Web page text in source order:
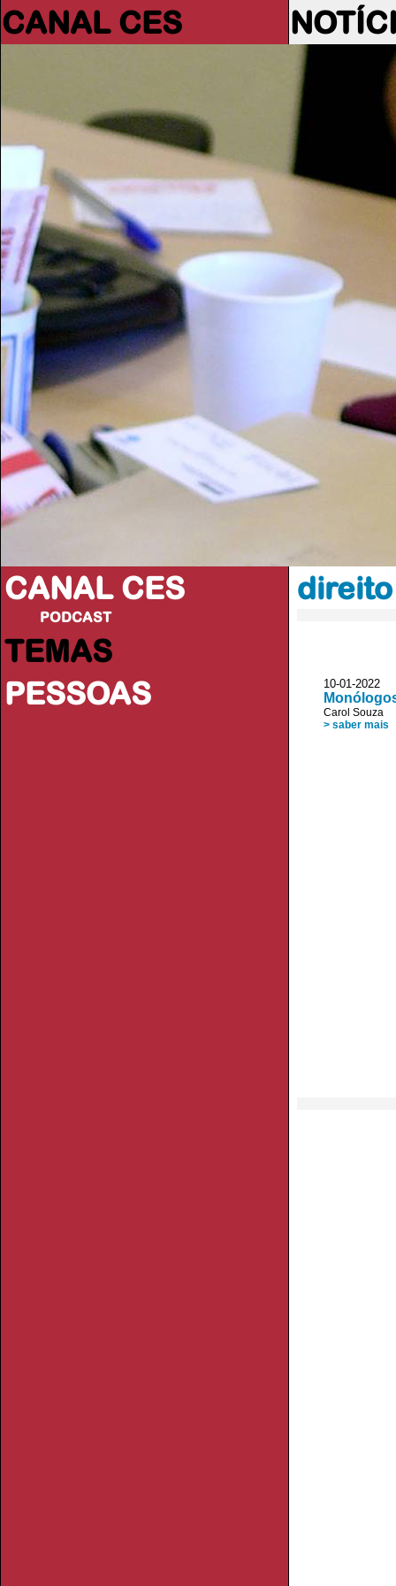
CANAL CES
CANAL CES
PODCAST
TEMAS
PESSOAS
10-01-
Carol Souza
> saber mais